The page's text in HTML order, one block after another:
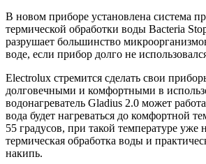
В новом приборе установлена система
термической обработки воды Bacteria
разрушает большинство
воде, если прибор долго не
Electrolux стремится сделать свои
долговечными и комфортными в
водонагреватель Gladius 2.0 может
вода будет нагреваться до комфортной
55 градусов, при такой температуре уже
термическая обработка воды и
накипь.